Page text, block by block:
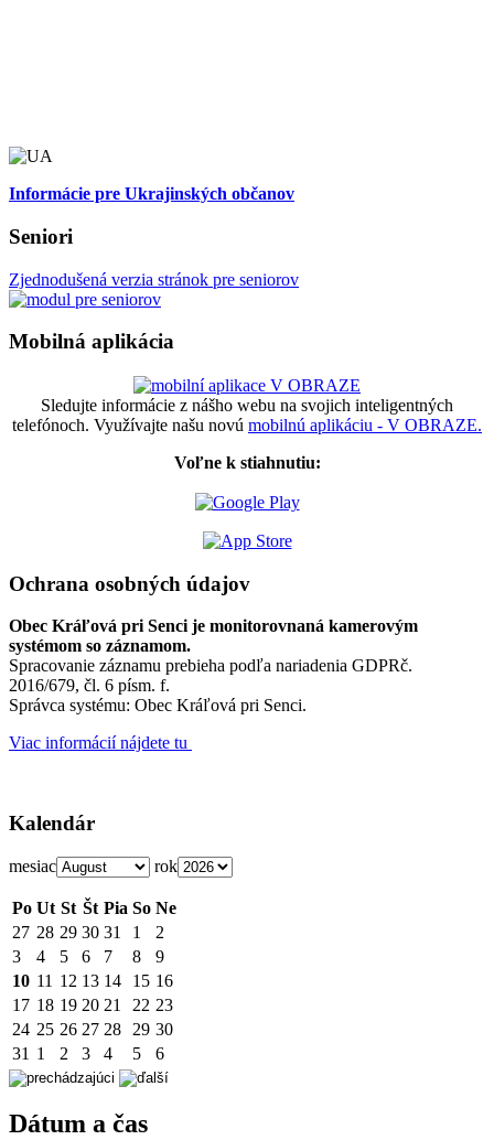
Informácie pre Ukrajinských občanov
Seniori
Zjednodušená verzia stránok pre seniorov
Mobilná aplikácia
Sledujte informácie z nášho webu na svojich inteligentných
telefónoch. Využívajte našu novú mobilnú aplikáciu - V OBRAZE.
Voľne k stiahnutiu:
Ochrana osobných údajov
Obec Kráľová pri Senci je monitorovnaná kamerovým
systémom so záznamom.
Spracovanie záznamu prebieha podľa nariadenia GDPRč.
2016/679, čl. 6 písm. f.
Správca systému: Obec Kráľová pri Senci.
Viac informácií nájdete tu
Kalendár
mesiac rok
Po Ut St Št Pia So Ne
27 28 29 30 31 1
2
3
4 5 6 7 8
9
10 11 12 13 14 15 16
17 18 19 20 21 22 23
24 25 26 27 28 29 30
31 1 2 3 4 5 6
Dátum a čas